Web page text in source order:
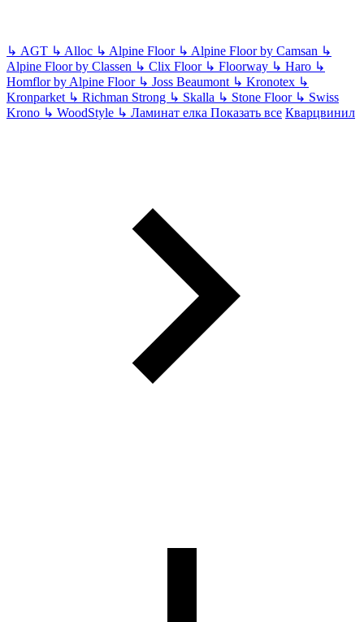
↳ AGT ↳ Alloc ↳ Alpine Floor ↳ Alpine Floor by Camsan ↳
Alpine Floor by Classen ↳ Clix Floor ↳ Floorway ↳ Haro ↳
Homflor by Alpine Floor ↳ Joss Beaumont ↳ Kronotex ↳
Kronparket ↳ Richman Strong ↳ Skalla ↳ Stone Floor ↳ Swiss
Krono ↳ WoodStyle ↳ Ламинат елка Показать все Кварцвинил